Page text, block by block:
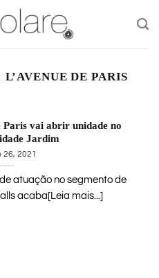
L’AVENUE DE PARIS
Paris vai abrir unidade no
Jardim
26, 2021
atuação no segmento de
acaba[Leia mais...]